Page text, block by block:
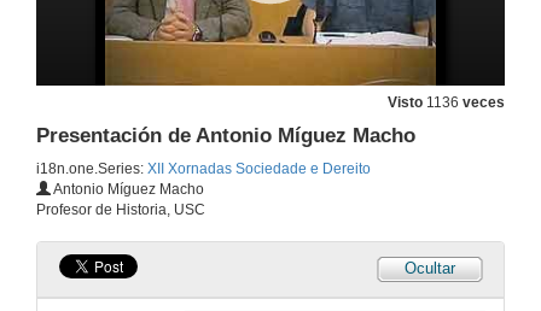
Visto 1136 veces
Presentación de Antonio Míguez Macho
i18n.one.Series: XII Xornadas Sociedade e Dereito
Antonio Míguez Macho
Profesor de Historia, USC
Ocultar
Conferencia
A construción do novo poder político: Unha análise do papel das mulleres
Conferencia